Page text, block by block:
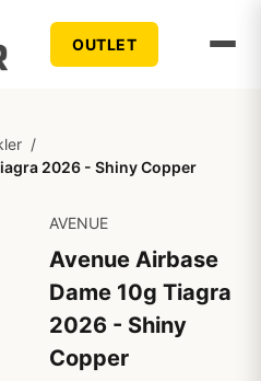
OUTLET
/
2026 - Shiny Copper
AVENUE
Avenue Airbase
Dame 10g Tiagra
2026 - Shiny
Copper